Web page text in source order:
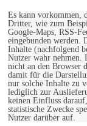
Es kann vorkommen,
Dritter, wie zum
Google-Maps, RSS-
eingebunden werden.
Inhalte (nachfolgend
Nutzer wahr nehmen.
nicht an den Browser
damit für die
nur solche Inhalte zu
lediglich zur
keinen Einfluss
statistische Zwecke
Nutzer darüber auf.